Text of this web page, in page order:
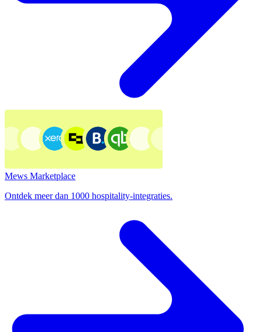
Mews Marketplace
Ontdek meer dan 1000 hospitality-integraties.